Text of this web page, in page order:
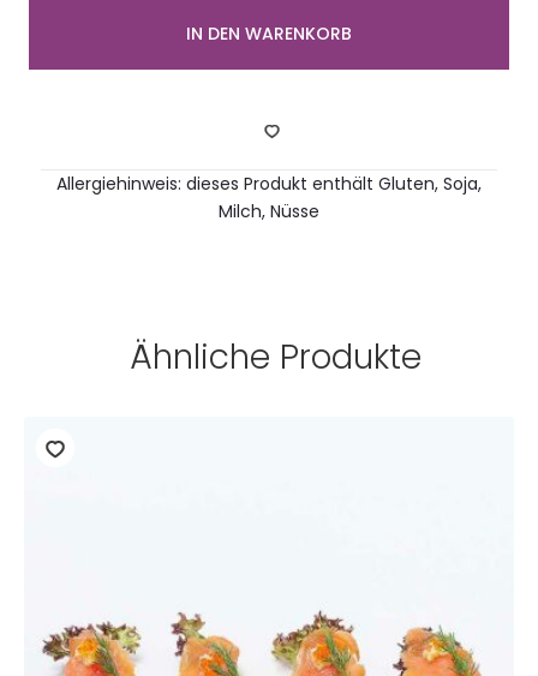
&
Spinat
Stück)
IN DEN WARENKORB
Allergiehinweis: dieses Produkt enthält Gluten, Soja,
Milch, Nüsse
Ähnliche Produkte